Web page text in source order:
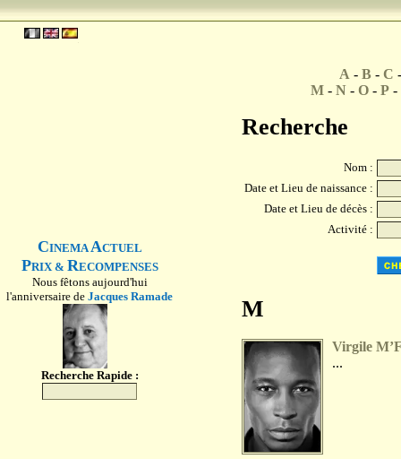
CINEMAACTUEL
PRIX & RECOMPENSES
Nous fêtons aujourd'hui
l'anniversaire de Jacques Ramade
Recherche Rapide :
A - B - C
M- N- O- P-
Recherche
Nom :
Date et Lieu de naissance :
Date et Lieu de décès :
Activité :
M
Virgile
...